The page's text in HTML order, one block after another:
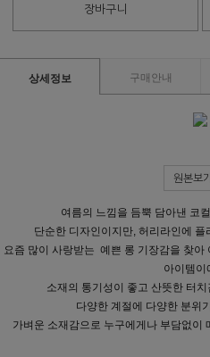
장바구니
상세정보 구매안내
원본보기
여름의 느낌을 듬뿍 담아낸 코
단순한 디자인이지만, 허리라인에
요즘 많이 사랑받는 예쁜 롱 기장감을 찾
아이템이
소재의 통기성이 좋고 산뜻한 터
다양한 계절에 다양한 분위
가벼운 소재감으로 누구에게나 부담없이